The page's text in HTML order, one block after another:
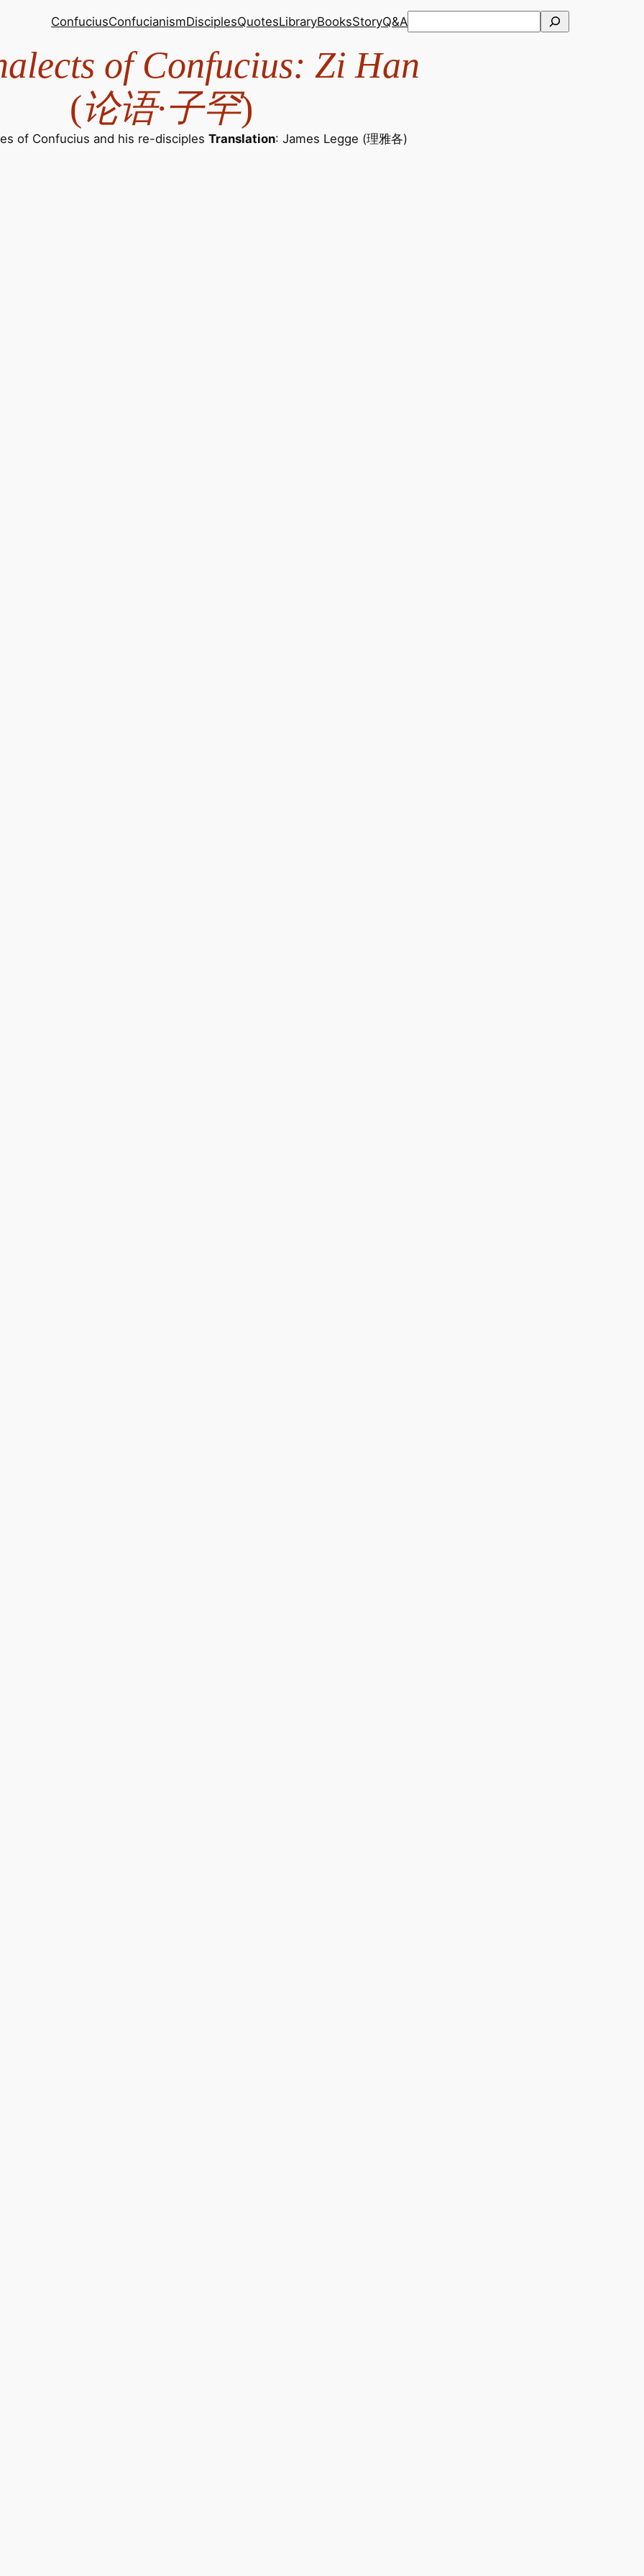
ConfuciusConfucianismDisciplesQuotesLibraryBooksStoryQ&A
of Confucius: Zi Han
(论语·子罕)
of Confucius and his re-disciples Translation: James Legge (理雅各)